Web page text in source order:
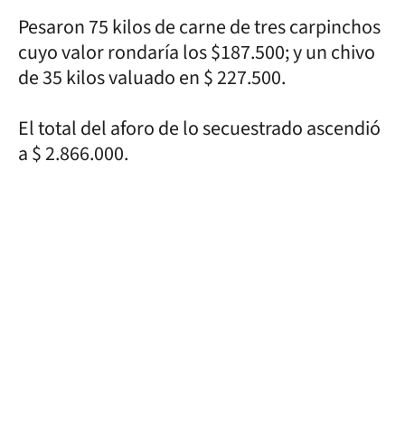
Pesaron 75 kilos de carne de tres carpinchos
cuyo valor rondaría los $187.500; y un chivo
de 35 kilos valuado en $ 227.500.
El total del aforo de lo secuestrado ascendió
a $ 2.866.000.